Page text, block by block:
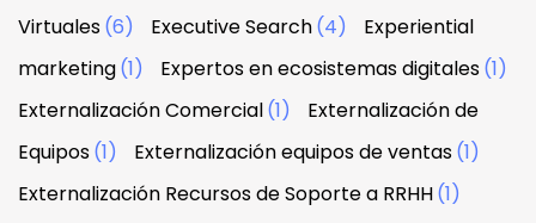
Virtuales(6) Executive Search(4)
Experiential
marketing(1) Expertos en ecosistemas digitales(1)
Externalización Comercial(1)
Externalización de
Equipos(1) Externalización equipos de ventas(1)
Externalización Recursos de Soporte a RRHH(1)